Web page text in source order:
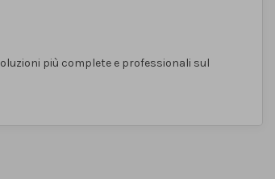
più complete e professionali sul